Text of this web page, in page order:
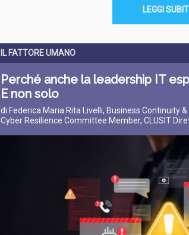
LEGGI
IL FATTORE UMANO
Perché anche la leadership IT
E non solo
di Federica Maria Rita Livelli, Business Continuity
Cyber Resilience Committee Member, CLUSIT